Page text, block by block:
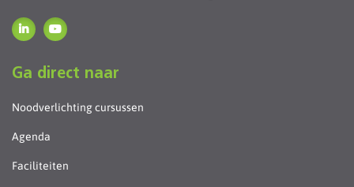
Ga direct naar
Noodverlichting cursussen
Agenda
Faciliteiten